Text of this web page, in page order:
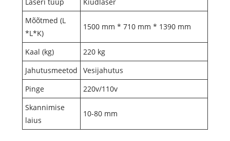
Mõõtmed (L
*L*K)
1500 mm * 710 mm * 1390 mm
Kaal (kg)
220 kg
Jahutusmeetod
Vesijahutus
Pinge
220v/110v
Skannimise
laius
10-80 mm